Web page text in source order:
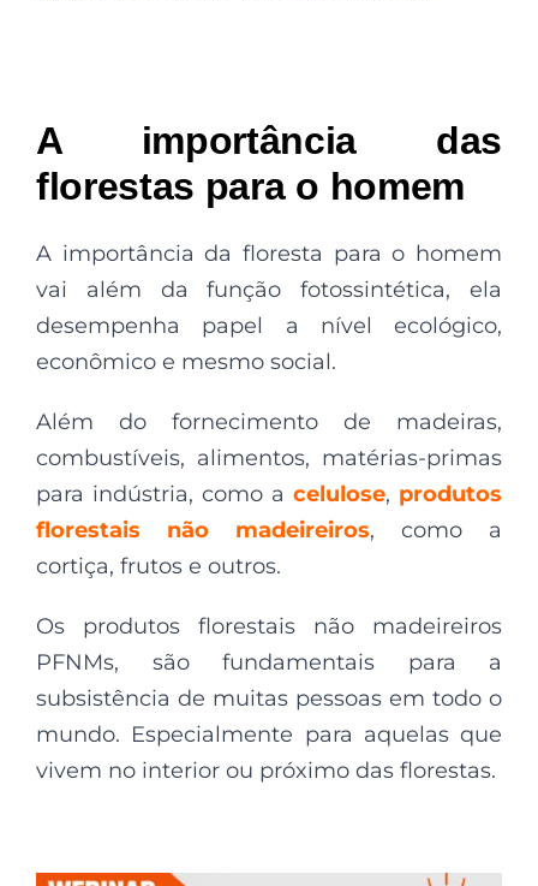
A importância das
florestas para o homem
A importância da floresta para o homem
vai além da função fotossintética, ela
desempenha papel a nível ecológico,
econômico e mesmo social.
Além do fornecimento de madeiras,
combustíveis, alimentos, matérias-primas
para indústria, como a celulose, produtos
florestais não madeireiros, como a
cortiça, frutos e outros.
Os produtos florestais não madeireiros
PFNMs, são fundamentais para a
subsistência de muitas pessoas em todo o
mundo. Especialmente para aquelas que
vivem no interior ou próximo das florestas.